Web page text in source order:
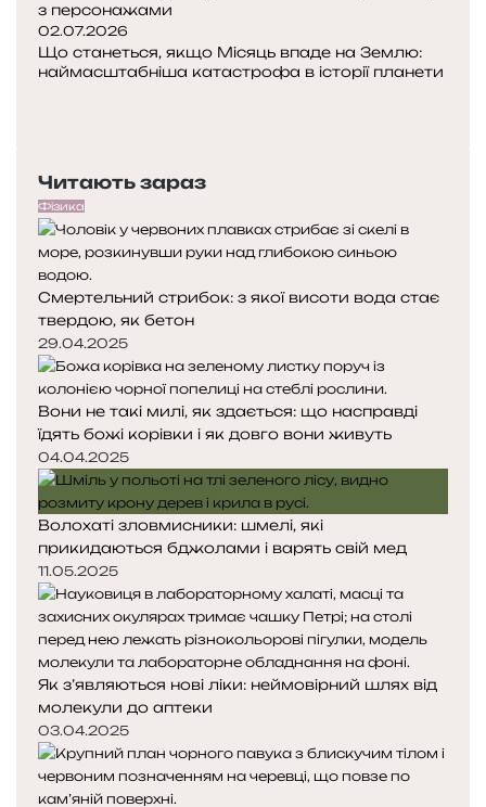
в
а
в
н
с
ь
к
у
з персонажами
02.07.2026
Що станеться, якщо Місяць впаде на Землю:
наймасштабніша катастрофа в історії планети
р
е
д
н
я
с
т
о
р
і
н
к
а
т
у
п
н
а
с
т
о
р
і
н
к
а
Читають зараз
Фізика
Смертельний стрибок: з якої висоти вода стає
твердою, як бетон
29.04.2025
Вони не такі милі, як здається: що насправді
їдять божі корівки і як довго вони живуть
04.04.2025
Волохаті зловмисники: шмелі, які
прикидаються бджолами і варять свій мед
11.05.2025
Як з’являються нові ліки: неймовірний шлях від
молекули до аптеки
03.04.2025